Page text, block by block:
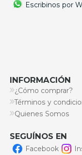
Escribinos por
INFORMACIÓN
¿Cómo comprar?
Términos y
Quienes Somos
SEGUÍNOS EN
Facebook